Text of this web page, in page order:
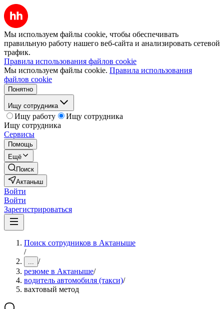
Мы используем файлы cookie, чтобы обеспечивать
правильную работу нашего веб-сайта и анализировать сетевой
трафик.
Правила использования файлов cookie
Мы используем файлы cookie. Правила использования
файлов cookie
Понятно
Ищу сотрудника
Ищу работу
Ищу сотрудника
Ищу сотрудника
Сервисы
Помощь
Ещё
Поиск
Актаныш
Войти
Войти
Зарегистрироваться
Поиск сотрудников в Актаныше
/
... /
резюме в Актаныше/
водитель автомобиля (такси)/
вахтовый метод